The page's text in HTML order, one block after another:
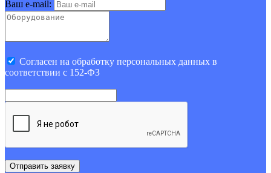
Ваш e-mail:
Cогласен на обработку персональных данных в
соответствии с 152-ФЗ
Отправить заявку